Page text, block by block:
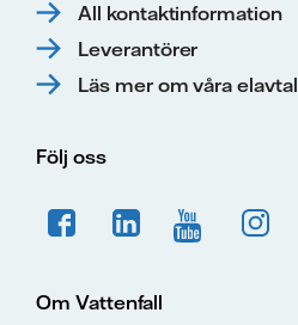
All kontaktinformation
Leverantörer
Läs mer om våra elavtal
Följ oss
Om Vattenfall